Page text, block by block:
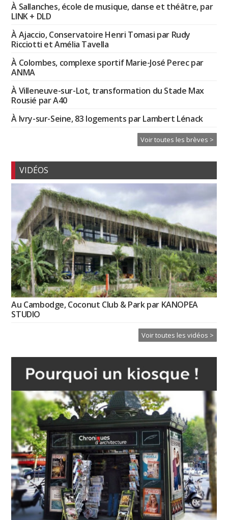
À Sallanches, école de musique, danse et théâtre, par
LINK + DLD
À Ajaccio, Conservatoire Henri Tomasi par Rudy
Ricciotti et Amélia Tavella
À Colombes, complexe sportif Marie-José Perec par
ANMA
À Villeneuve-sur-Lot, transformation du Stade Max
Rousié par A40
À Ivry-sur-Seine, 83 logements par Lambert Lénack
Voir toutes les brèves >
VIDÉOS
Au Cambodge, Coconut Club & Park par KANOPEA
STUDIO
Voir toutes les vidéos >